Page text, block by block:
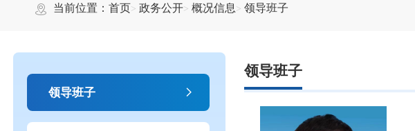
当前位置：首页 政务公开 概况信息 领导班子
领导班子
领导班子